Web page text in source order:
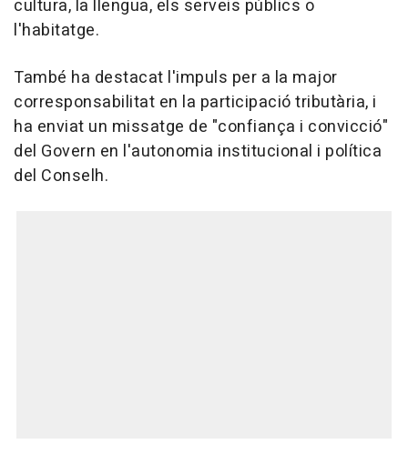
cultura, la llengua, els serveis públics o
l'habitatge.
També ha destacat l'impuls per a la major
corresponsabilitat en la participació tributària, i
ha enviat un missatge de "confiança i convicció"
del Govern en l'autonomia institucional i política
del Conselh.